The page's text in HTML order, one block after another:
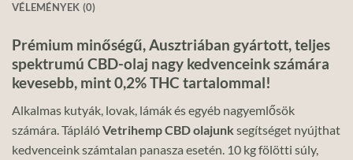
VÉLEMÉNYEK (0)
Prémium minőségű, Ausztriában gyártott, teljes
spektrumú CBD-olaj nagy kedvenceink számára
kevesebb, mint 0,2% THC tartalommal!
Alkalmas kutyák, lovak, lámák és egyéb nagyemlősök
számára. TáplálóVetrihemp CBD olajunksegítséget nyújthat
kedvenceink számtalan panasza esetén. 10 kg fölötti súly,